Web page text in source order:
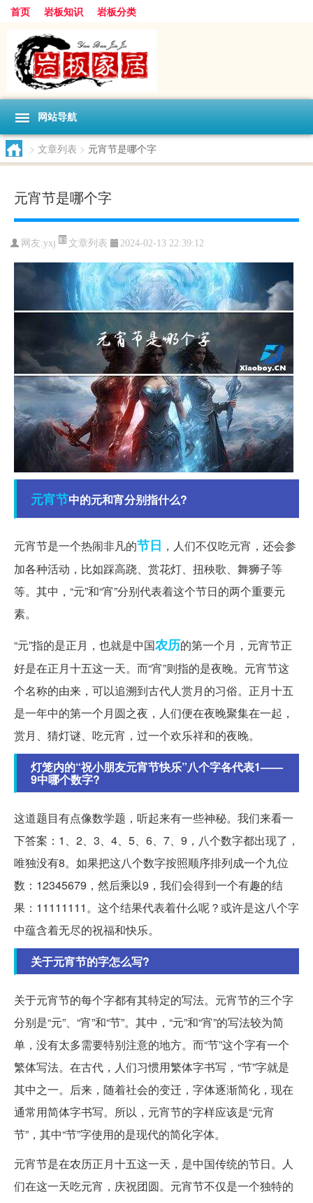
首页 岩板知识 岩板分类
网站导航
> 文章列表 > 元宵节是哪个字
元宵节是哪个字
网友:yxj 文章列表 2024-02-13 22:39:12
元宵节中的元和宵分别指什么?
元宵节是一个热闹非凡的节日 ，人们不仅吃元宵，还会参
加各种活动，比如踩高跷、赏花灯、扭秧歌、舞狮子等
等。其中，“元”和“宵”分别代表着这个节日的两个重要元
素。
“元”指的是正月，也就是中国农历的第一个月，元宵节正
好是在正月十五这一天。而“宵”则指的是夜晚。元宵节这
个名称的由来，可以追溯到古代人赏月的习俗。正月十五
是一年中的第一个月圆之夜，人们便在夜晚聚集在一起，
赏月、猜灯谜、吃元宵，过一个欢乐祥和的夜晚。
灯笼内的“祝小朋友元宵节快乐”八个字各代表1——
9中哪个数字?
这道题目有点像数学题，听起来有一些神秘。我们来看一
下答案：1、2、3、4、5、6、7、9，八个数字都出现了，
唯独没有8。如果把这八个数字按照顺序排列成一个九位
数：12345679，然后乘以9，我们会得到一个有趣的结
果：11111111。这个结果代表着什么呢？或许是这八个字
中蕴含着无尽的祝福和快乐。
关于元宵节的字怎么写?
关于元宵节的每个字都有其特定的写法。元宵节的三个字
分别是“元”、“宵”和“节”。其中，“元”和“宵”的写法较为简
单，没有太多需要特别注意的地方。而“节”这个字有一个
繁体写法。在古代，人们习惯用繁体字书写，“节”字就是
其中之一。后来，随着社会的变迁，字体逐渐简化，现在
通常用简体字书写。所以，元宵节的字样应该是“元宵
节”，其中“节”字使用的是现代的简化字体。
元宵节是在农历正月十五这一天，是中国传统的节日。人
们在这一天吃元宵，庆祝团圆。元宵节不仅是一个独特的